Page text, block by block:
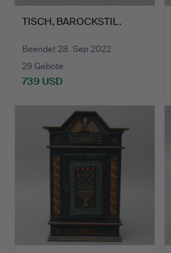
TISCH, BAROCKSTIL.
Beendet 28. Sep 2022
29 Gebote
739 USD